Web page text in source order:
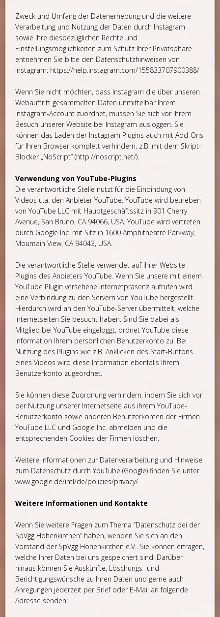
Zweck und Umfang der Datenerhebung und die weitere
Verarbeitung und Nutzung der Daten durch Instagram
sowie Ihre diesbezüglichen Rechte und
Einstellungsmöglichkeiten zum Schutz Ihrer Privatsphäre
entnehmen Sie bitte den Datenschutzhinweisen von
Instagram: https://help.instagram.com/155833707900388/
Wenn Sie nicht möchten, dass Instagram die über unseren
Webauftritt gesammelten Daten unmittelbar Ihrem
Instagram-Account zuordnet, müssen Sie sich vor Ihrem
Besuch unserer Website bei Instagram ausloggen. Sie
können das Laden der Instagram Plugins auch mit Add-Ons
für Ihren Browser komplett verhindern, z.B. mit dem Skript-
Blocker „NoScript“ (http://noscript.net/).
Verwendung von YouTube-Plugins
Die verantwortliche Stelle nutzt für die Einbindung von
Videos u.a. den Anbieter YouTube. YouTube wird betrieben
von YouTube LLC mit Hauptgeschäftssitz in 901 Cherry
Avenue, San Bruno, CA 94066, USA. YouTube wird vertreten
durch Google Inc. mit Sitz in 1600 Amphitheatre Parkway,
Mountain View, CA 94043, USA.
Die verantwortliche Stelle verwendet auf ihrer Website
Plugins des Anbieters YouTube. Wenn Sie unsere mit einem
YouTube Plugin versehene Internetpräsenz aufrufen wird
eine Verbindung zu den Servern von YouTube hergestellt.
Hierdurch wird an den YouTube-Server übermittelt, welche
Internetseiten Sie besucht haben. Sind Sie dabei als
Mitglied bei YouTube eingeloggt, ordnet YouTube diese
Information Ihrem persönlichen Benutzerkonto zu. Bei
Nutzung des Plugins wie z.B. Anklicken des Start-Buttons
eines Videos wird diese Information ebenfalls Ihrem
Benutzerkonto zugeordnet.
Sie können diese Zuordnung verhindern, indem Sie sich vor
der Nutzung unserer Internetseite aus ihrem YouTube-
Benutzerkonto sowie anderen Benutzerkonten der Firmen
YouTube LLC und Google Inc. abmelden und die
entsprechenden Cookies der Firmen löschen.
Weitere Informationen zur Datenverarbeitung und Hinweise
zum Datenschutz durch YouTube (Google) finden Sie unter
www.google.de/intl/de/policies/privacy/.
Weitere Informationen und Kontakte
Wenn Sie weitere Fragen zum Thema “Datenschutz bei der
SpVgg Höhenkirchen” haben, wenden Sie sich an den
Vorstand der SpVgg Höhenkirchen e.V.. Sie können erfragen,
welche Ihrer Daten bei uns gespeichert sind. Darüber
hinaus können Sie Auskünfte, Löschungs- und
Berichtigungswünsche zu Ihren Daten und gerne auch
Anregungen jederzeit per Brief oder E-Mail an folgende
Adresse senden: